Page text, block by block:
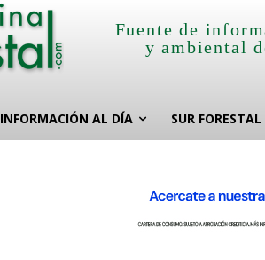
Fuente de
y ambiental
INFORMACIÓN AL DÍA SUR FORESTAL